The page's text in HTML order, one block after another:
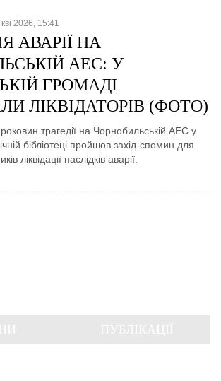
2026, 15:41
АВАРІЇ НА
АЕС: У
ГРОМАДІ
ЛІКВІДАТОРІВ (ФОТО)
трагедії на Чорнобильській АЕС у
бібліотеці пройшов захід-спомин для
ліквідації наслідків аварії.